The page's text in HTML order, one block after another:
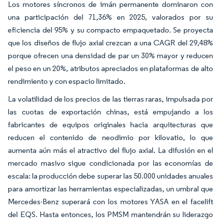
Los motores síncronos de imán permanente dominaron con
una participación del 71,36% en 2025, valorados por su
eficiencia del 95% y su compacto empaquetado. Se proyecta
que los diseños de flujo axial crezcan a una CAGR del 29,48%
porque ofrecen una densidad de par un 30% mayor y reducen
el peso en un 20%, atributos apreciados en plataformas de alto
rendimiento y con espacio limitado.
La volatilidad de los precios de las tierras raras, impulsada por
las cuotas de exportación chinas, está empujando a los
fabricantes de equipos originales hacia arquitecturas que
reducen el contenido de neodimio por kilovatio, lo que
aumenta aún más el atractivo del flujo axial. La difusión en el
mercado masivo sigue condicionada por las economías de
escala: la producción debe superar las 50.000 unidades anuales
para amortizar las herramientas especializadas, un umbral que
Mercedes-Benz superará con los motores YASA en el facelift
del EQS. Hasta entonces, los PMSM mantendrán su liderazgo